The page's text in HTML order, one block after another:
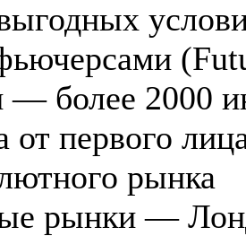
— более 2000
от первого
рынка
рынки —